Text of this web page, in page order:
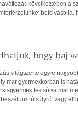
következtében a
hogy baj
világszerte egyre
már gyermekkorban is
kisgyermek testsúlya már
túlsúlyról vagy